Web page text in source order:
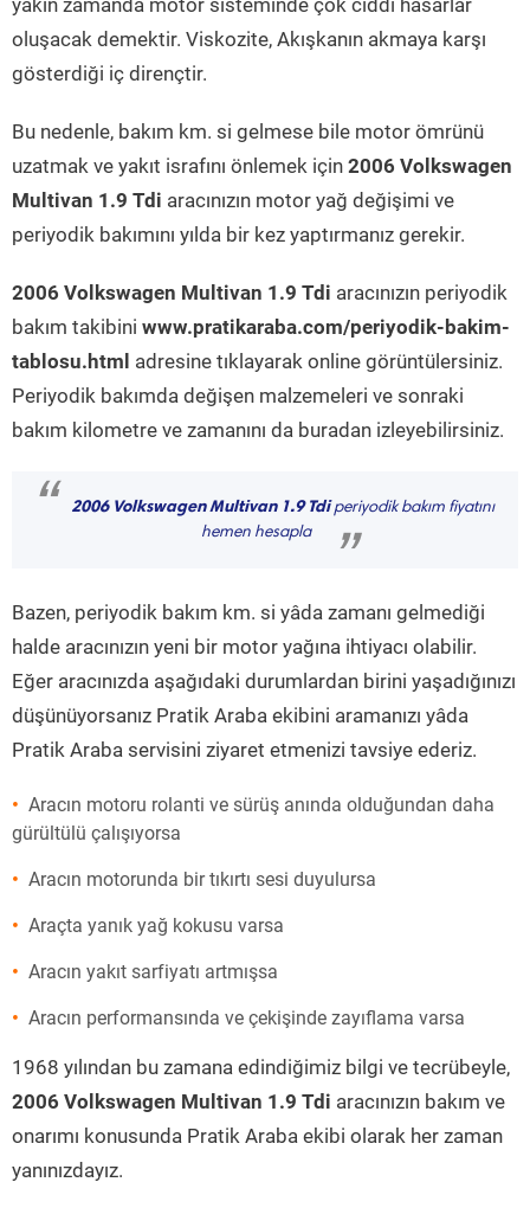
yakın zamanda motor sisteminde çok ciddi hasarlar
oluşacak demektir. Viskozite, Akışkanın akmaya karşı
gösterdiği iç dirençtir.
Bu nedenle, bakım km. si gelmese bile motor ömrünü
uzatmak ve yakıt israfını önlemek için 2006 Volkswagen
Multivan 1.9 Tdi aracınızın motor yağ değişimi ve
periyodik bakımını yılda bir kez yaptırmanız gerekir.
2006 Volkswagen Multivan 1.9 Tdi aracınızın periyodik
bakım takibini www.pratikaraba.com/periyodik-bakim-
tablosu.html adresine tıklayarak online görüntülersiniz.
Periyodik bakımda değişen malzemeleri ve sonraki
bakım kilometre ve zamanını da buradan izleyebilirsiniz.
“ 2006 Volkswagen Multivan 1.9 Tdiperiyodik bakım fiyatını
hemen hesapla
”
Bazen, periyodik bakım km. si yâda zamanı gelmediği
halde aracınızın yeni bir motor yağına ihtiyacı olabilir.
Eğer aracınızda aşağıdaki durumlardan birini yaşadığınızı
düşünüyorsanız Pratik Araba ekibini aramanızı yâda
Pratik Araba servisini ziyaret etmenizi tavsiye ederiz.
Aracın motoru rolanti ve sürüş anında olduğundan daha
gürültülü çalışıyorsa
Aracın motorunda bir tıkırtı sesi duyulursa
Araçta yanık yağ kokusu varsa
Aracın yakıt sarfiyatı artmışsa
Aracın performansında ve çekişinde zayıflama varsa
1968 yılından bu zamana edindiğimiz bilgi ve tecrübeyle,
2006 Volkswagen Multivan 1.9 Tdi aracınızın bakım ve
onarımı konusunda Pratik Araba ekibi olarak her zaman
yanınızdayız.